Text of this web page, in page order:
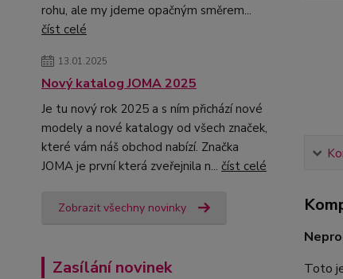
rohu, ale my jdeme opačným směrem...
číst celé
13.01.2025
Nový katalog JOMA 2025
Je tu nový rok 2025 a s ním přichází nové
modely a nové katalogy od všech značek,
které vám náš obchod nabízí. Značka
JOMA je první která zveřejnila n... číst celé
Zobrazit všechny novinky
Zasílání novinek
Toto